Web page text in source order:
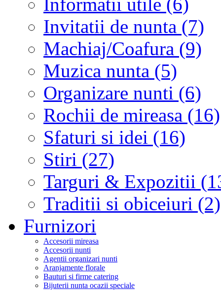
Invitatii de nunta (7)
Machiaj/Coafura (9)
Muzica nunta (5)
Organizare nunti (6)
Rochii de mireasa (16)
Sfaturi si idei (16)
Stiri (27)
Targuri & Expozitii
Traditii si obiceiuri (2)
Furnizori
Accesorii mireasa
Accesorii nunti
Agentii organizari nunti
Aranjamente florale
Bauturi si firme catering
Bijuterii nunta ocazii speciale